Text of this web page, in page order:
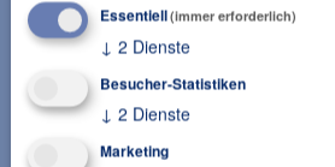
Essentiell(immer erforderlich)
↓ 2 Dienste
Besucher-Statistiken
↓ 2 Dienste
Marketing